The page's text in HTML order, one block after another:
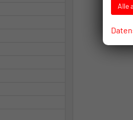
CO
2
Alle